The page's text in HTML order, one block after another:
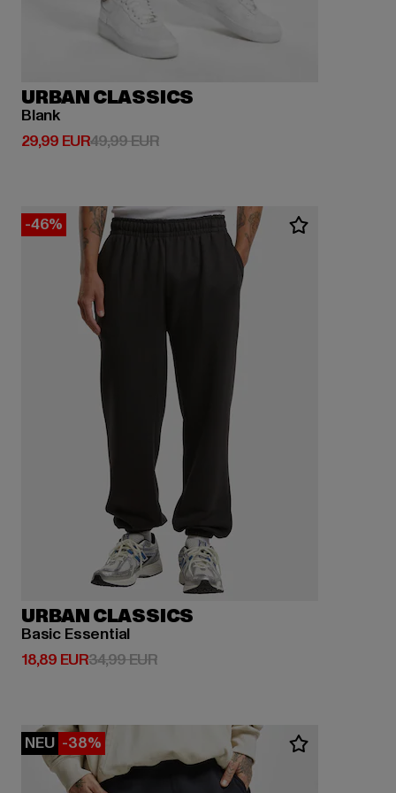
URBAN CLASSICS
Blank
29,99 EUR
Derzeitiger Preis: 29,99 EUR
49,99 EURAktionspreis: 49,99 EUR
-46%
URBAN CLASSICS
Basic Essential
18,89 EUR
Derzeitiger Preis: 18,89 EUR
34,99 EURAktionspreis: 34,99 EUR
NEU -38%